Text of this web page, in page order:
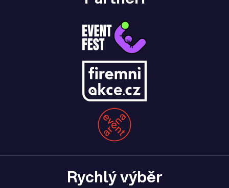
Rychlý výběr